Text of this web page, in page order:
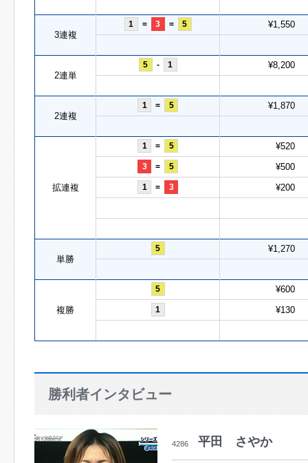
3連複
1 = 3 = 5 ¥1,550
2連単
5 - 1 ¥8,200
2連複
1 = 5 ¥1,870
拡連複
1 = 5 ¥520
3 = 5 ¥500
1 = 3 ¥200
単勝
5 ¥1,270
複勝
5 ¥600
1 ¥130
勝利者インタビュー
4286 平田 さやか